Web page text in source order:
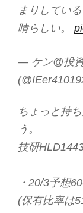
まりしてい
晴らしい。
— ケン@投
ちょっと持
う。
技研
・20/3予想
(保有比率は